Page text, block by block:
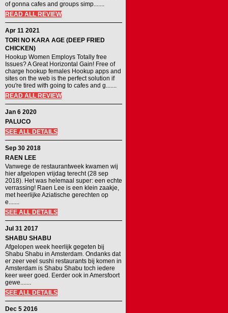
of gonna cafes and groups simp.......
READ ALL REVIEW
Apr 11 2021
TORI NO KARA AGE (DEEP FRIED
CHICKEN)
Hookup Women Employs Totally free
Issues? A Great Horizontal Gain! Free of
charge hookup females Hookup apps and
sites on the web is the perfect solution if
you're tired with going to cafes and g.......
READ ALL REVIEW
Jan 6 2020
PALUCO
SEE ALL DETAILS
Sep 30 2018
RAEN LEE
Vanwege de restaurantweek kwamen wij
hier afgelopen vrijdag terecht (28 sep
2018). Het was helemaal super: een echte
verrassing! Raen Lee is een klein zaakje,
met heerlijke Aziatische gerechten op
e.......
SEE ALL DETAILS
Jul 31 2017
SHABU SHABU
Afgelopen week heerlijk gegeten bij
Shabu Shabu in Amsterdam. Ondanks dat
er zeer veel sushi restaurants bij komen in
Amsterdam is Shabu Shabu toch iedere
keer weer goed. Eerder ook in Amersfoort
gewe.......
SEE ALL DETAILS
Dec 5 2016